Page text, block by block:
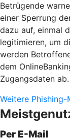
Betrügende
einer Sperrung
dazu auf, einmal
legitimieren, um
werden
dem
Zugangsdaten ab.
Weitere Phishing-
Per E-Mail